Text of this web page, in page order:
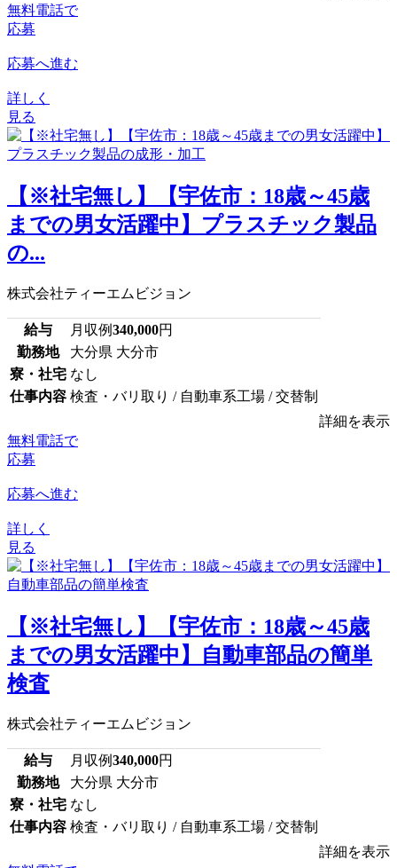
無料電話で
応募
応募へ進む
詳しく
見る
【※社宅無し】【宇佐市：18歳～45歳
までの男女活躍中】プラスチック製品
の...
株式会社ティーエムビジョン
給与 月収例340,000円
勤務地
大分県 大分市
寮・社宅 なし
仕事内容 検査・バリ取り / 自動車系工場 / 交替制
詳細を表示
無料電話で
応募
応募へ進む
詳しく
見る
【※社宅無し】【宇佐市：18歳～45歳
までの男女活躍中】自動車部品の簡単
検査
株式会社ティーエムビジョン
給与 月収例340,000円
勤務地
大分県 大分市
寮・社宅 なし
仕事内容 検査・バリ取り / 自動車系工場 / 交替制
詳細を表示